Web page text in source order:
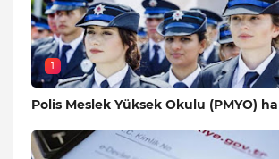
1
Polis Meslek Yüksek Okulu (PMYO)